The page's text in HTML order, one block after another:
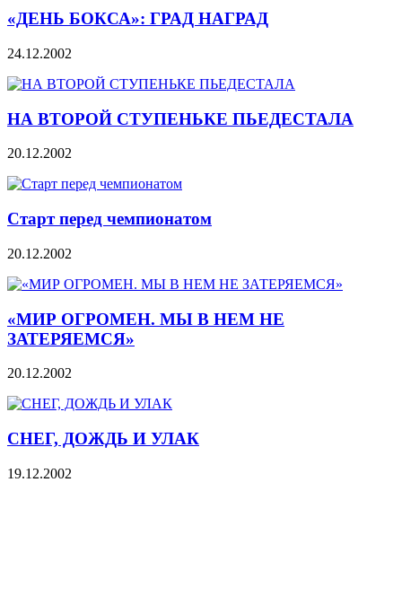
«ДЕНЬ БОКСА»: ГРАД НАГРАД
24.12.2002
НА ВТОРОЙ СТУПЕНЬКЕ ПЬЕДЕСТАЛА
20.12.2002
Старт перед чемпионатом
20.12.2002
«МИР ОГРОМЕН. МЫ В НЕМ НЕ
ЗАТЕРЯЕМСЯ»
20.12.2002
СНЕГ, ДОЖДЬ И УЛАК
19.12.2002